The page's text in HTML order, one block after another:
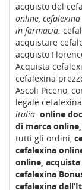
acquisto del
online,
in farmacia.
acquistare
acquisto
Acquista
cefalexina
Ascoli Piceno,
legale
italia. online
di marca online,
tutti gli ordini,
cefalexina
online,
cefalexina
cefalexina